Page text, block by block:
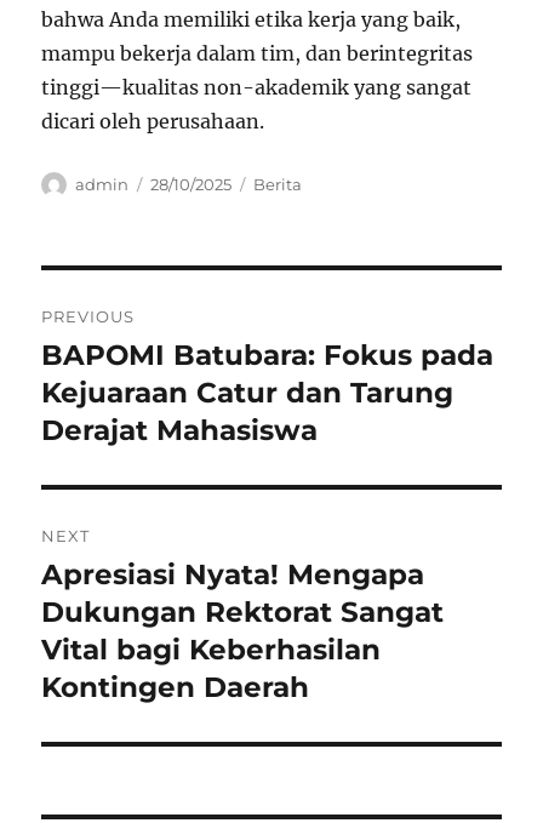
bahwa Anda memiliki etika kerja yang baik,
mampu bekerja dalam tim, dan berintegritas
tinggi—kualitas non-akademik yang sangat
dicari oleh perusahaan.
Author
admin
Posted
28/10/2025 Categories
Berita
pos
PREVIOUS
Previous
post:
BAPOMI Batubara: Fokus pada
Kejuaraan Catur dan Tarung
Derajat Mahasiswa
NEXT
Next
post:
Apresiasi Nyata! Mengapa
Dukungan Rektorat Sangat
Vital bagi Keberhasilan
Kontingen Daerah